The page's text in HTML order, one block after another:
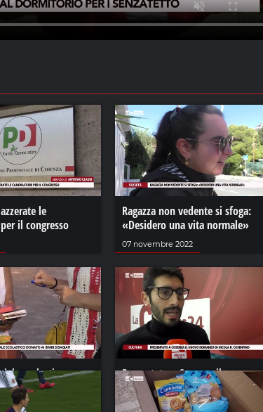
le
il congresso
Ragazza non vedente si sfoga:
«Desidero una vita normale»
07 novembre 2022
scolastico
disagiati
Presentato a Cosenza il nuovo
romanzo di Nicola H. Cosentino
11 gennaio 2023